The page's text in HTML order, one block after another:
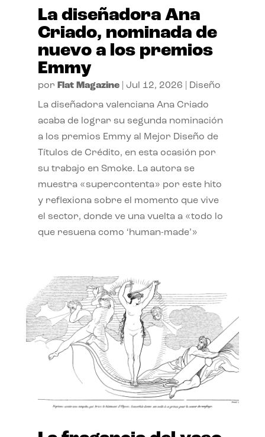
La diseñadora Ana
Criado, nominada de
nuevo a los premios
Emmy
por Flat Magazine| Jul 12, 2026 Diseño
La diseñadora valenciana Ana Criado
acaba de lograr su segunda nominación
a los premios Emmy al Mejor Diseño de
Títulos de Crédito, en esta ocasión por
su trabajo en Smoke. La autora se
muestra «supercontenta» por este hito
y reflexiona sobre el momento que vive
el sector, donde ve una vuelta a «todo lo
que resuena como ‘human-made’»